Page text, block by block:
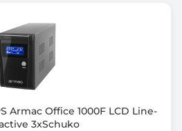
Armac Office 1000F LCD Line-
3xSchuko